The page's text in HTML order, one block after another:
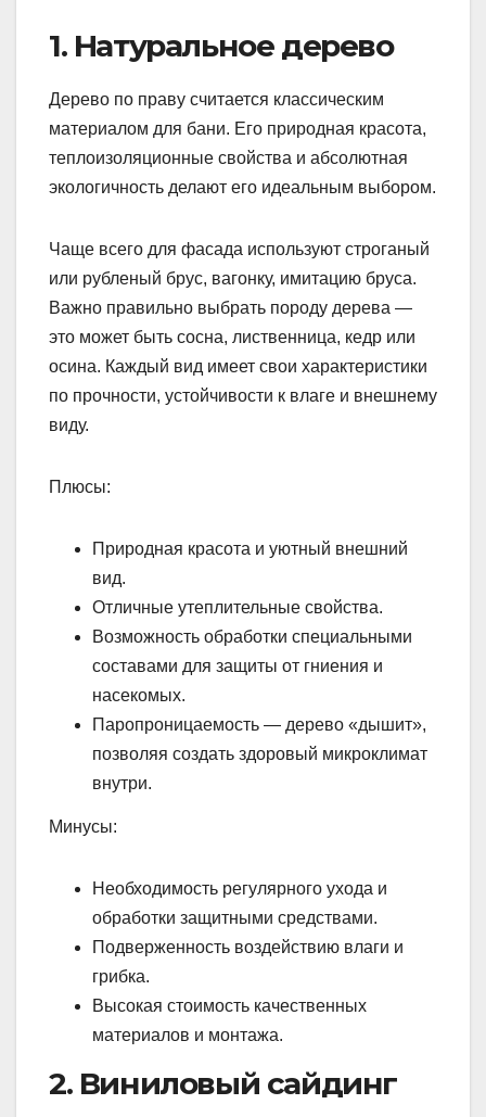
1. Натуральное дерево
Дерево по праву считается классическим
материалом для бани. Его природная красота,
теплоизоляционные свойства и абсолютная
экологичность делают его идеальным выбором.
Чаще всего для фасада используют строганый
или рубленый брус, вагонку, имитацию бруса.
Важно правильно выбрать породу дерева —
это может быть сосна, лиственница, кедр или
осина. Каждый вид имеет свои характеристики
по прочности, устойчивости к влаге и внешнему
виду.
Плюсы:
Природная красота и уютный внешний
вид.
Отличные утеплительные свойства.
Возможность обработки специальными
составами для защиты от гниения и
насекомых.
Паропроницаемость — дерево «дышит»,
позволяя создать здоровый микроклимат
внутри.
Минусы:
Необходимость регулярного ухода и
обработки защитными средствами.
Подверженность воздействию влаги и
грибка.
Высокая стоимость качественных
материалов и монтажа.
2. Виниловый сайдинг